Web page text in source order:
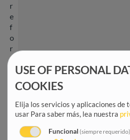
r
e
f
o
r
z
USE OF PERSONAL
COOKIES
Elija los servicios y aplicaciones de
usar Para saber más, lea nuestra
Funcional (siempre requerido)